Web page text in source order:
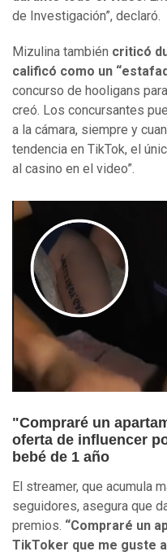
de Investigación”, declaró.
Mizulina también criticó
calificó como un
concurso de hooligans
creó. Los concursantes
a la cámara, siempre y
tendencia en TikTok, el
al casino en el video”.
"Compraré un
oferta de influencer
bebé de 1 año
El streamer, que acumula
seguidores, asegura que
premios. “Compraré un
TikToker que me guste